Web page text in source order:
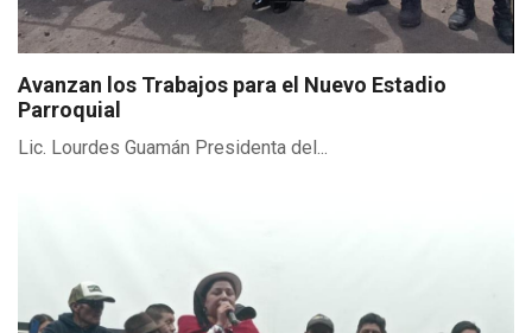
Avanzan los Trabajos para el Nuevo Estadio
Parroquial
Lic. Lourdes Guamán Presidenta del...